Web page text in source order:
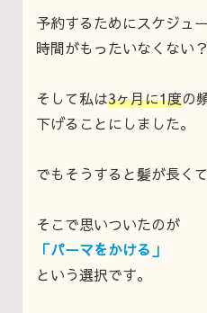
予約するためにスケジュ
時間がもったいなくない？
そして私は3ヶ月に1度の
下げることにしました。
でもそうすると髪が長く
そこで思いついたのが
「パーマをかける」
という選択です。